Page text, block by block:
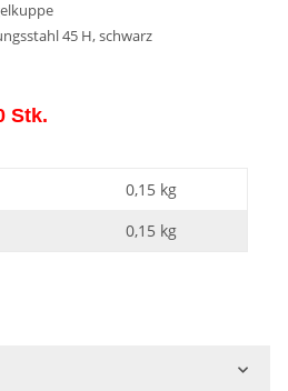
45 H, schwarz
Stk.
0,15 kg
0,15 kg